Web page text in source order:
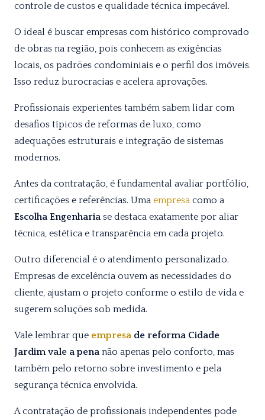
controle de custos e qualidade técnica impecável.
O ideal é buscar empresas com histórico comprovado
de obras na região, pois conhecem as exigências
locais, os padrões condominiais e o perfil dos imóveis.
Isso reduz burocracias e acelera aprovações.
Profissionais experientes também sabem lidar com
desafios típicos de reformas de luxo, como
adequações estruturais e integração de sistemas
modernos.
Antes da contratação, é fundamental avaliar portfólio,
certificações e referências. Uma empresa como a
Escolha Engenharia se destaca exatamente por aliar
técnica, estética e transparência em cada projeto.
Outro diferencial é o atendimento personalizado.
Empresas de excelência ouvem as necessidades do
cliente, ajustam o projeto conforme o estilo de vida e
sugerem soluções sob medida.
Vale lembrar que empresa de reforma Cidade
Jardim vale a pena não apenas pelo conforto, mas
também pelo retorno sobre investimento e pela
segurança técnica envolvida.
A contratação de profissionais independentes pode